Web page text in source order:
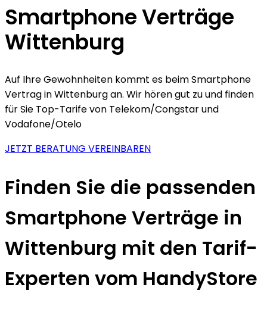
Smartphone Verträge
Wittenburg
Auf Ihre Gewohnheiten kommt es beim Smartphone
Vertrag in Wittenburg an. Wir hören gut zu und finden
für Sie Top-Tarife von Telekom/Congstar und
Vodafone/Otelo
JETZT BERATUNG VEREINBAREN
Finden Sie die passenden
Smartphone Verträge in
Wittenburg mit den Tarif-
Experten vom HandyStore